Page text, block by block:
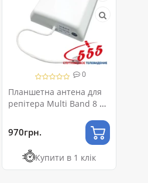
0
Планшетна антена для
репітера Multi Band 8 дБ
МГц
970грн.
Купити в 1 клік